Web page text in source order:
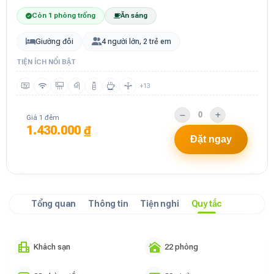
Còn 1 phòng trống Ăn sáng
Giường đôi 4 người lớn, 2 trẻ em
TIỆN ÍCH NỔI BẬT
+13
Giá 1 đêm
1.430.000 ₫
Đặt ngay
Tổng quan Thông tin Tiện nghi Quy tắc
Khách sạn 22 phòng